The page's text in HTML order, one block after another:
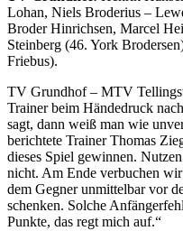
Lohan, Niels Broderius –
Broder Hinrichsen, Marcel
Steinberg (46. York
Friebus).
TV Grundhof – MTV
Trainer beim Händedruck
sagt, dann weiß man wie
berichtete Trainer Thomas
dieses Spiel gewinnen.
nicht. Am Ende verbuchen
dem Gegner unmittelbar vor
schenken. Solche
Punkte, das regt mich auf.“